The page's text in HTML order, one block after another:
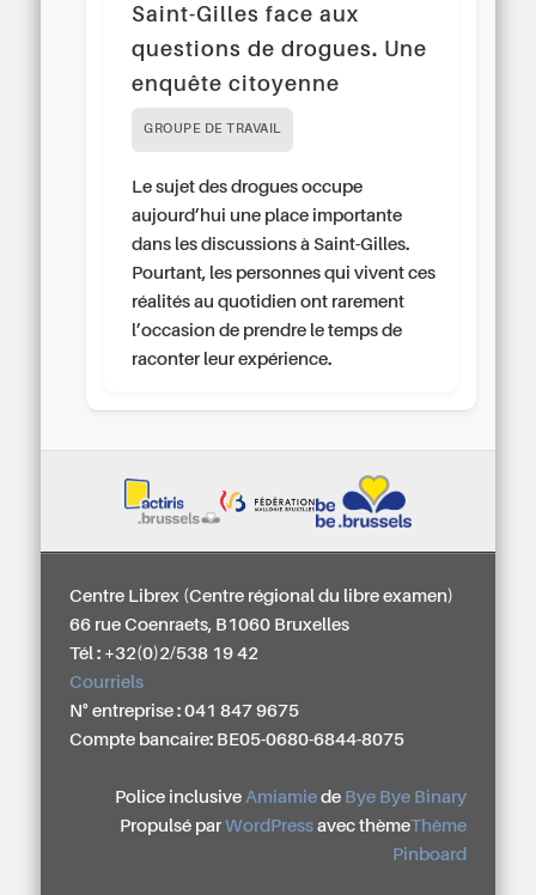
Saint-Gilles face aux
questions de drogues. Une
enquête citoyenne
GROUPE DE TRAVAIL
Le sujet des drogues occupe
aujourd’hui une place importante
dans les discussions à Saint-Gilles.
Pourtant, les personnes qui vivent ces
réalités au quotidien ont rarement
l’occasion de prendre le temps de
raconter leur expérience.
Centre Librex (Centre régional du libre examen)
66 rue Coenraets, B1060 Bruxelles
Tél : +32(0)2/538 19 42
Courriels
N° entreprise : 041 847 9675
Compte bancaire: BE05-0680-6844-8075
Police inclusive Amiamiede Bye Bye Binary
Propulsé par WordPressavec thèmeThème
Pinboard